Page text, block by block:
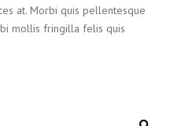
at. Morbi quis pellentesque
mollis fringilla felis quis